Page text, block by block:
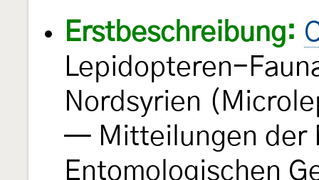
Erstbeschreibung:
Lepidopteren-
Nordsyrien
— Mitteilungen der
Entomologischen